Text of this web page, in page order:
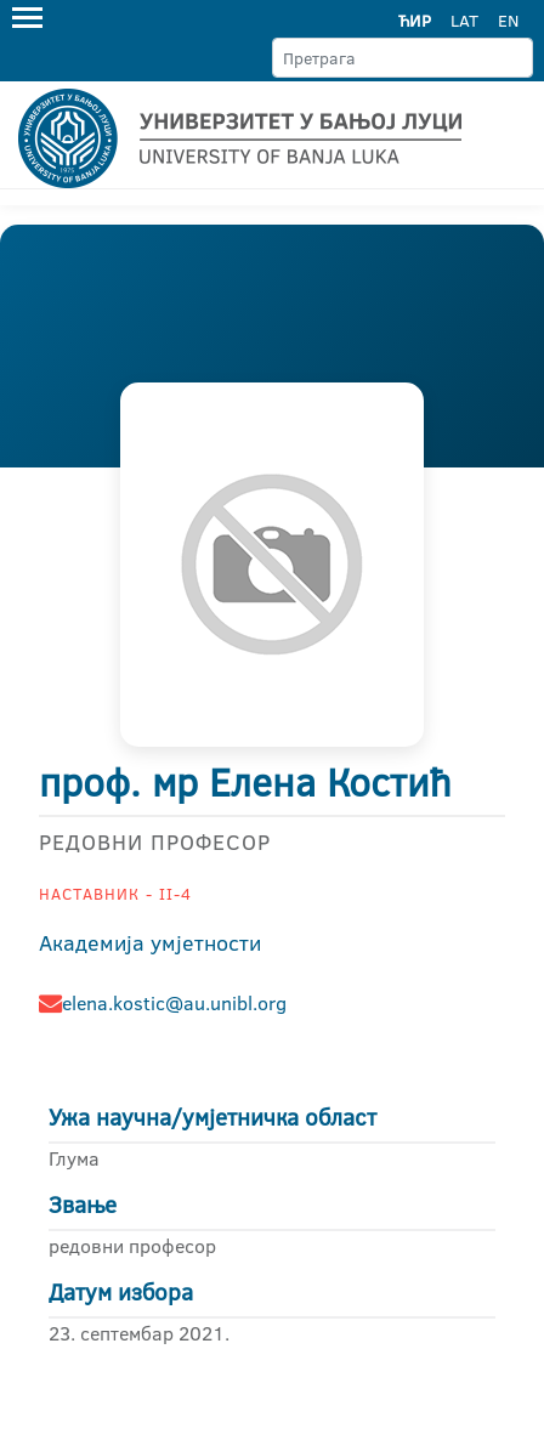
ЋИР LAT EN
проф. мр Елена Костић
РЕДОВНИ ПРОФЕСОР
НАСТАВНИК - II-4
Академија умјетности
elena.kostic@au.unibl.org
Ужа научна/умјетничка област
Глума
Звање
редовни професор
Датум избора
23. септембар 2021.